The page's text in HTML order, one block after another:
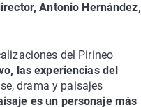
Antonio Hernández,
del Pirineo
las experiencias del
drama y paisajes
es un personaje más